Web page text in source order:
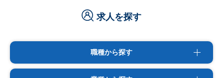
求人を探す
職種から探す